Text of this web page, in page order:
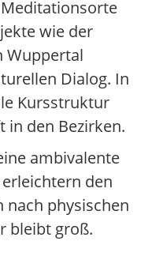
wie der
Wuppertal
Dialog. In
Kursstruktur
in den Bezirken.
ambivalente
den
nach physischen
bleibt groß.